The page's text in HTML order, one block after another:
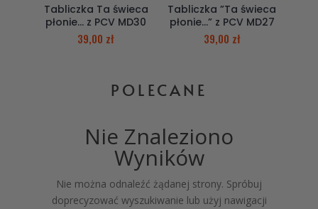
Tabliczka Ta świeca
płonie… z PCV MD30
39,00 zł
Tabliczka ”Ta świeca
płonie…” z PCV MD27
39,00 zł
POLECANE
Nie Znaleziono
Wyników
Nie można odnaleźć żądanej strony. Spróbuj
doprecyzować wyszukiwanie lub użyj nawigacji